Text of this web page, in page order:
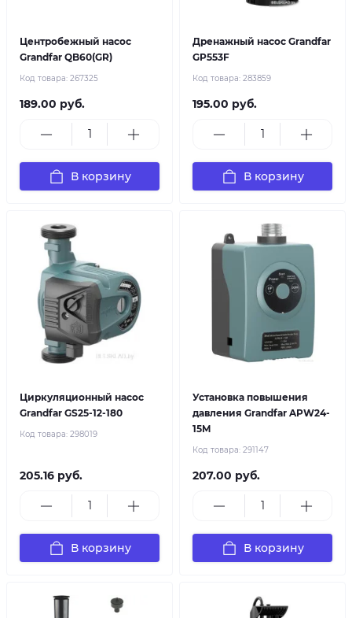
Центробежный насос
Grandfar QB60(GR)
Код товара: 267325
189.00 руб.
В корзину
Дренажный насос Grandfar
GP553F
Код товара: 283859
195.00 руб.
В корзину
Циркуляционный насос
Grandfar GS25-12-180
Код товара: 298019
205.16 руб.
В корзину
Установка повышения
давления Grandfar APW24-
15M
Код товара: 291147
207.00 руб.
В корзину